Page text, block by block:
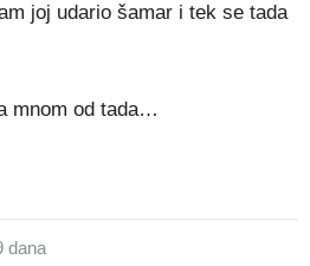
joj udario šamar i tek se tada
mnom od tada…
dana